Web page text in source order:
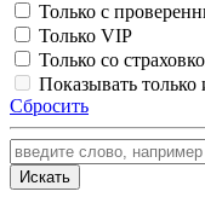
Только с
Только VIP
Только со
Показывать только
Сбросить
Искать